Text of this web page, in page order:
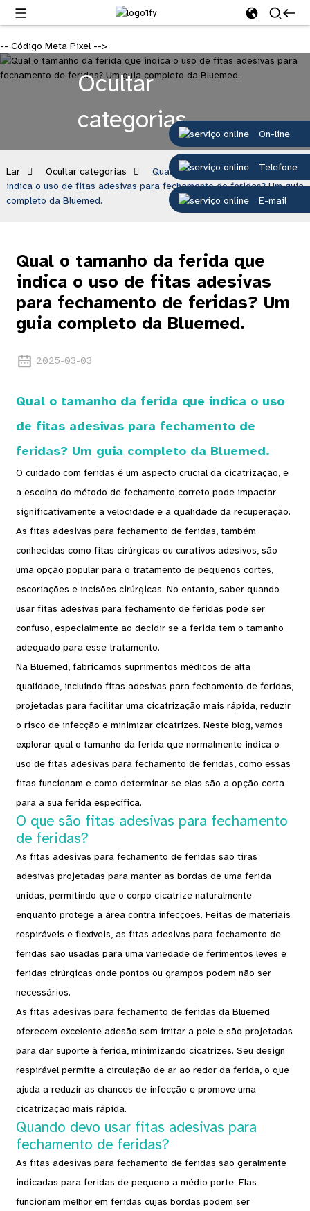
-- Código Meta Pixel -->
On-line
Telefone
E-mail
Ocultar
categorias
Lar Ocultar categorias
Qual o tamanho da ferida que
indica o uso de fitas adesivas para fechamento de feridas? Um guia
completo da Bluemed.
Qual o tamanho da ferida que
indica o uso de fitas adesivas
para fechamento de feridas? Um
guia completo da Bluemed.
2025-03-03
Qual o tamanho da ferida que indica o uso
de fitas adesivas para fechamento de
feridas? Um guia completo da Bluemed.
O cuidado com feridas é um aspecto crucial da cicatrização, e
a escolha do método de fechamento correto pode impactar
significativamente a velocidade e a qualidade da recuperação.
As fitas adesivas para fechamento de feridas, também
conhecidas como fitas cirúrgicas ou curativos adesivos, são
uma opção popular para o tratamento de pequenos cortes,
escoriações e incisões cirúrgicas. No entanto, saber quando
usar fitas adesivas para fechamento de feridas pode ser
confuso, especialmente ao decidir se a ferida tem o tamanho
adequado para esse tratamento.
Na Bluemed, fabricamos suprimentos médicos de alta
qualidade, incluindo fitas adesivas para fechamento de feridas,
projetadas para facilitar uma cicatrização mais rápida, reduzir
o risco de infecção e minimizar cicatrizes. Neste blog, vamos
explorar qual o tamanho da ferida que normalmente indica o
uso de fitas adesivas para fechamento de feridas, como essas
fitas funcionam e como determinar se elas são a opção certa
para a sua ferida específica.
O que são fitas adesivas para fechamento
de feridas?
As fitas adesivas para fechamento de feridas são tiras
adesivas projetadas para manter as bordas de uma ferida
unidas, permitindo que o corpo cicatrize naturalmente
enquanto protege a área contra infecções. Feitas de materiais
respiráveis ​​e flexíveis, as fitas adesivas para fechamento de
feridas são usadas para uma variedade de ferimentos leves e
feridas cirúrgicas onde pontos ou grampos podem não ser
necessários.
As fitas adesivas para fechamento de feridas da Bluemed ​​
oferecem excelente adesão sem irritar a pele e são projetadas
para dar suporte à ferida, minimizando cicatrizes. Seu design
respirável permite a circulação de ar ao redor da ferida, o que
ajuda a reduzir as chances de infecção e promove uma
cicatrização mais rápida.
Quando devo usar fitas adesivas para
fechamento de feridas?
As fitas adesivas para fechamento de feridas são geralmente
indicadas para feridas de pequeno a médio porte. Elas
funcionam melhor em feridas cujas bordas podem ser